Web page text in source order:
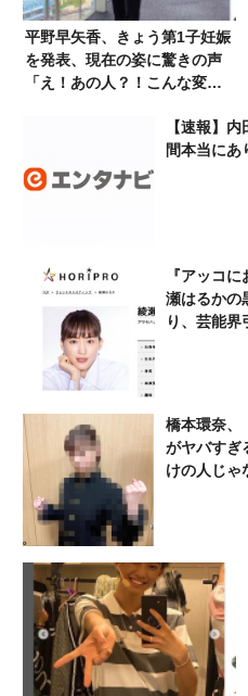
平野早矢香、きょう第1子妊娠
を発表、現在の姿に驚きの声
「え！あの人？！こんな変わ
【速報】
間本当にあ
『アッコ
瀬はるかの
り、芸能界
橋本環奈、
がヤバすぎ
けの人じゃ